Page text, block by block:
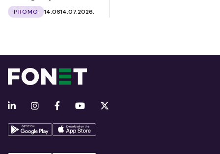
PROMO 14:0614.07.2026.